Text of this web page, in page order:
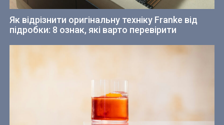
Як відрізнити оригінальну техніку Franke від
підробки: 8 ознак, які варто перевірити